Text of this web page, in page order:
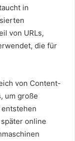
in
von URLs,
die für
von Content-
um große
online